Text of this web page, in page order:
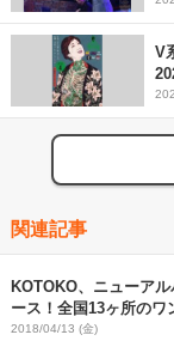
V
組
関連記事
KOTOKO、ニューア
ース！全国13ヶ所のワ
2018/04/13 (金)